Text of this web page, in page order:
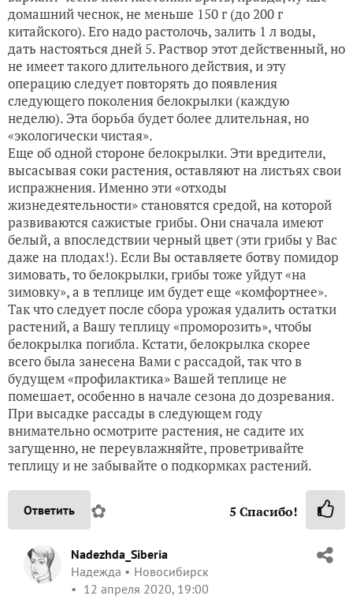
домашний чеснок, не меньше 150 г (до 200 г
китайского). Его надо растолочь, залить 1 л воды,
дать настояться дней 5. Раствор этот действенный, но
не имеет такого длительного действия, и эту
операцию следует повторять до появления
следующего поколения белокрылки (каждую
неделю). Эта борьба будет более длительная, но
«экологически чистая».
Еще об одной стороне белокрылки. Эти вредители,
высасывая соки растения, оставляют на листьях свои
испражнения. Именно эти «отходы
жизнедеятельности» становятся средой, на которой
развиваются сажистые грибы. Они сначала имеют
белый, а впоследствии черный цвет (эти грибы у Вас
даже на плодах!). Если Вы оставляете ботву помидор
зимовать, то белокрылки, грибы тоже уйдут «на
зимовку», а в теплице им будет еще «комфортнее».
Так что следует после сбора урожая удалить остатки
растений, а Вашу теплицу «проморозить», чтобы
белокрылка погибла. Кстати, белокрылка скорее
всего была занесена Вами с рассадой, так что в
будущем «профилактика» Вашей теплице не
помешает, особенно в начале сезона до дозревания.
При высадке рассады в следующем году
внимательно осмотрите растения, не садите их
загущенно, не переувлажняйте, проветривайте
теплицу и не забывайте о подкормках растений.
Ответить ✿ 5 Спасибо!
Nadezhda_Siberia
Надежда
Новосибирск
12 апреля 2020, 19:00